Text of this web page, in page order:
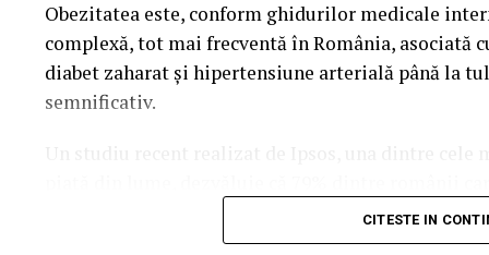
Obezitatea este, conform ghidurilor medicale
complexă, tot mai frecventă în România, asociată
diabet zaharat și hipertensiune arterială până la
semnificativ.
afecțiunea lor „se poate preveni prin alegeri
studiate și cu mult peste media globală de 66%.
CITESTE IN